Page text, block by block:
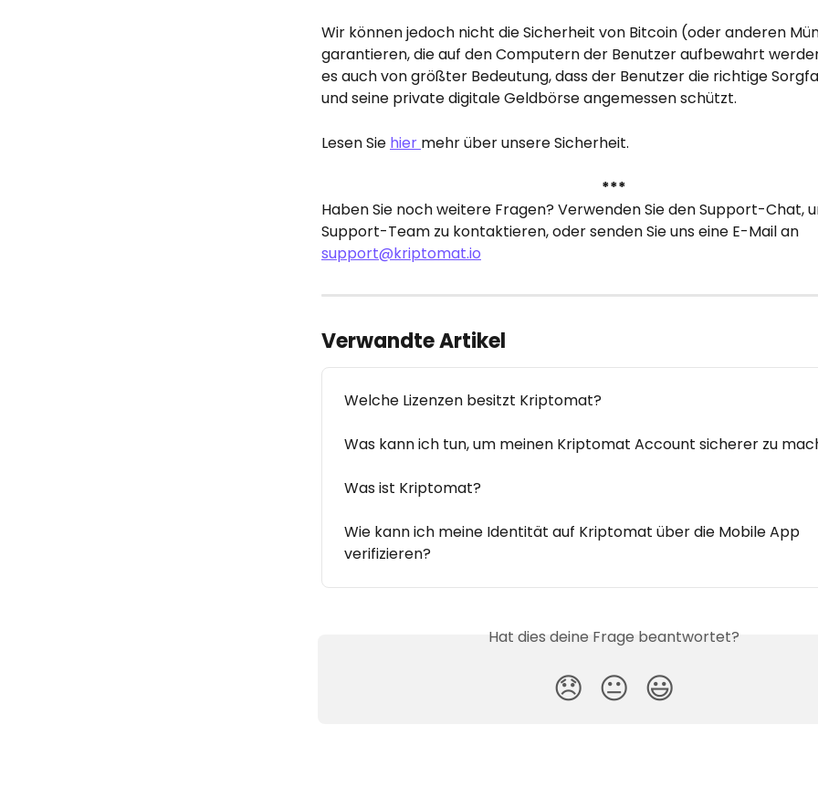
Wir können jedoch nicht die Sicherheit von Bitcoin (oder anderen
garantieren, die auf den Computern der Benutzer aufbewahrt
es auch von größter Bedeutung, dass der Benutzer die richtige
und seine private digitale Geldbörse angemessen schützt.
Lesen Sie hier mehr über unsere Sicherheit.
***
Haben Sie noch weitere Fragen? Verwenden Sie den Support-Chat,
Support-Team zu kontaktieren, oder senden Sie uns eine E-Mail an
support@kriptomat.io
Verwandte Artikel
Welche Lizenzen besitzt Kriptomat?
Was kann ich tun, um meinen Kriptomat Account sicherer zu
Was ist Kriptomat?
Wie kann ich meine Identität auf Kriptomat über die Mobile App
verifizieren?
Hat dies deine Frage beantwortet?
😞 😐 😃